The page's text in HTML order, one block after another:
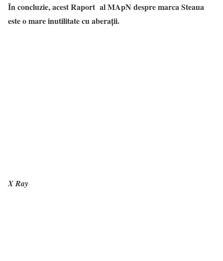
În concluzie, acest Raport al MApN despre marca Steaua
este o mare inutilitate cu aberații.
X Ray